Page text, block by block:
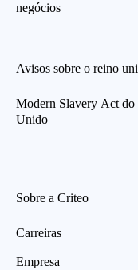
negócios
Avisos sobre o reino
Modern Slavery Act do
Unido
Sobre a Criteo
Carreiras
Empresa